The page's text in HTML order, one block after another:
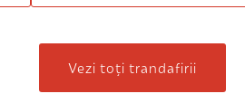
Vezi toți trandafirii